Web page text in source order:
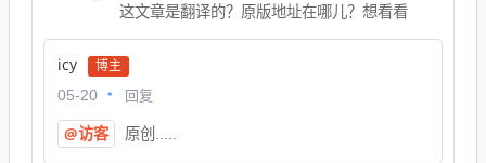
这文章是翻译的？原版地址在哪儿？想看看
icy 博主
05-20 回复
@访客 原创.....